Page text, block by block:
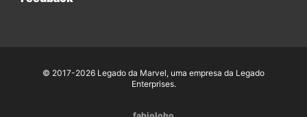
© 2017-2026 Legado da Marvel, uma empresa da Legado
Enterprises.